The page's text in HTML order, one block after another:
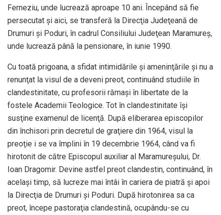
Ferneziu, unde lucrează aproape 10 ani. Începând să fie
persecutat şi aici, se transferă la Direcţia Judeţeană de
Drumuri şi Poduri, în cadrul Consiliului Judeţean Maramureş,
unde lucrează până la pensionare, în iunie 1990.
Cu toată prigoana, a sfidat intimidările şi ameninţările şi nu a
renunţat la visul de a deveni preot, continuând studiile în
clandestinitate, cu profesorii rămaşi în libertate de la
fostele Academii Teologice. Tot în clandestinitate îşi
susţine examenul de licenţă. După eliberarea episcopilor
din închisori prin decretul de graţiere din 1964, visul la
preoţie i se va împlini în 19 decembrie 1964, când va fi
hirotonit de către Episcopul auxiliar al Maramureşului, Dr.
Ioan Dragomir. Devine astfel preot clandestin, continuând, în
acelaşi timp, să lucreze mai întâi în cariera de piatră şi apoi
la Direcţia de Drumuri şi Poduri. După hirotonirea sa ca
preot, începe pastoraţia clandestină, ocupându-se cu